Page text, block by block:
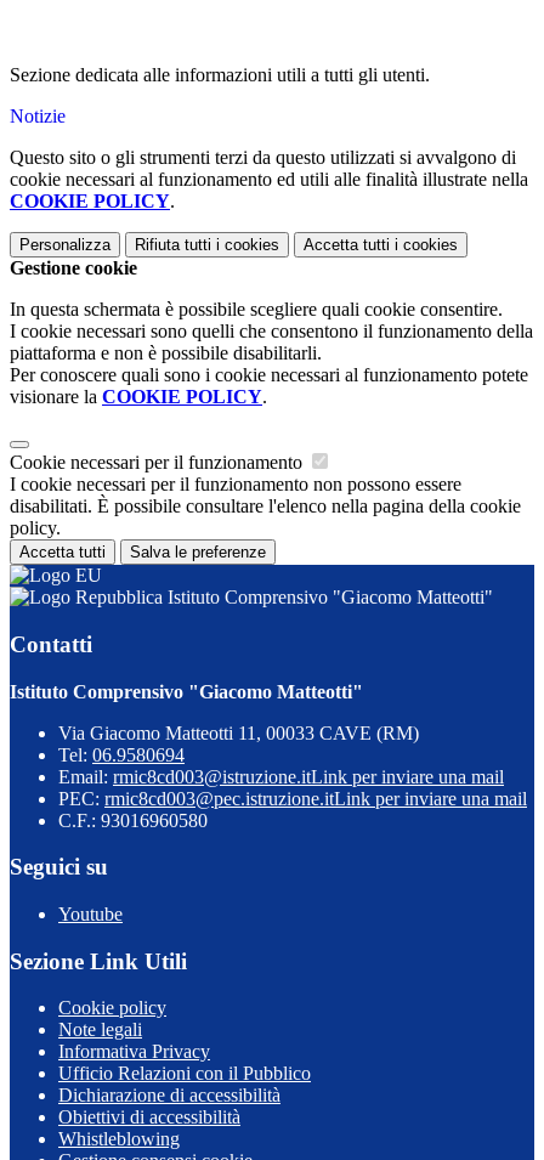
Sezione dedicata alle informazioni utili a tutti gli utenti.
Notizie
Questo sito o gli strumenti terzi da questo utilizzati si avvalgono di
cookie necessari al funzionamento ed utili alle finalità illustrate nella
COOKIE POLICY.
Personalizza Rifiuta tutti i cookies Accetta tutti i cookies
Gestione cookie
In questa schermata è possibile scegliere quali cookie consentire.
I cookie necessari sono quelli che consentono il funzionamento della
piattaforma e non è possibile disabilitarli.
Per conoscere quali sono i cookie necessari al funzionamento potete
visionare la COOKIE POLICY.
Cookie necessari per il funzionamento
I cookie necessari per il funzionamento non possono essere
disabilitati. È possibile consultare l'elenco nella pagina della cookie
policy.
Accetta tutti Salva le preferenze
Istituto Comprensivo "Giacomo Matteotti"
Contatti
Istituto Comprensivo "Giacomo Matteotti"
Via Giacomo Matteotti 11, 00033 CAVE (RM)
Tel: 06.9580694
Email: rmic8cd003@istruzione.itLink per inviare una mail
PEC: rmic8cd003@pec.istruzione.itLink per inviare una mail
C.F.: 93016960580
Seguici su
Youtube
Sezione Link Utili
Cookie policy
Note legali
Informativa Privacy
Ufficio Relazioni con il Pubblico
Dichiarazione di accessibilità
Obiettivi di accessibilità
Whistleblowing